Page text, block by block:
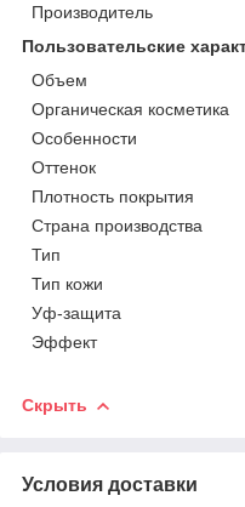
Производитель
Пользовательские
Объем
Органическая косметика
Особенности
Оттенок
Плотность покрытия
Страна производства
Тип
Тип кожи
Уф-защита
Эффект
Скрыть
Условия доставки